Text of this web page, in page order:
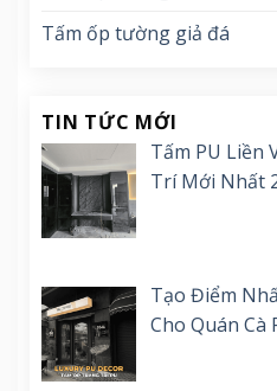
Tấm ốp tường giả đá
TIN TỨC MỚI
Tấm PU Liền
Trí Mới Nhất
Tạo Điểm
Cho Quán Cà